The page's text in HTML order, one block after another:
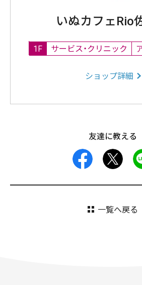
いぬカフェRio
1F サービス・クリニック
ショップ詳細
友達に教える
facebook
一覧へ戻る